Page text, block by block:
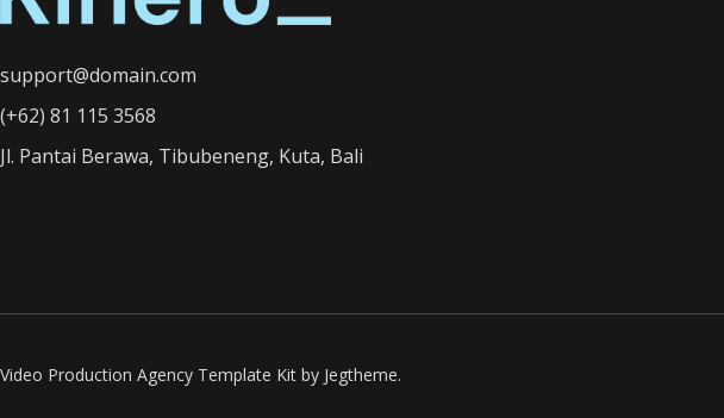
support@domain.com
(+62) 81 115 3568
Jl. Pantai Berawa, Tibubeneng, Kuta, Bali
Video Production Agency Template Kit by Jegtheme.